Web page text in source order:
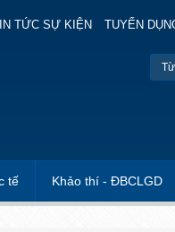
TỨC SỰ KIỆN TUYỂN
tế Khảo thí - ĐBCLGD